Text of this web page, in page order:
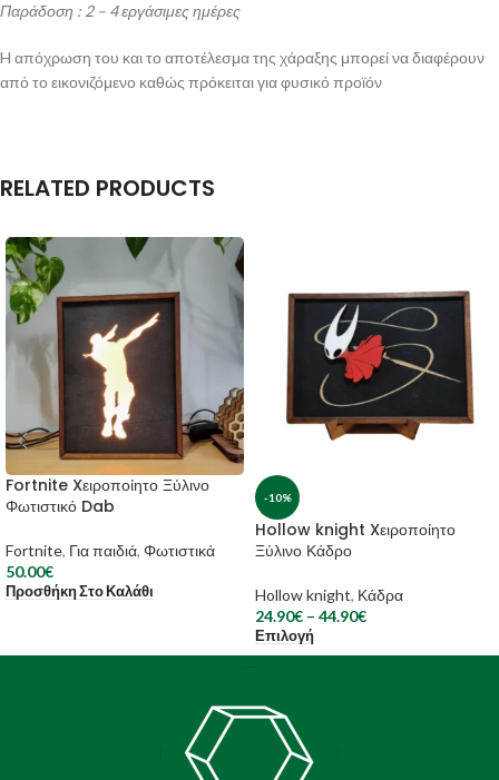
Παράδοση : 2 – 4 εργάσιμες ημέρες
H απόχρωση του και το αποτέλεσμα της χάραξης μπορεί να διαφέρουν
από το εικονιζόμενο καθώς πρόκειται για φυσικό προϊόν
RELATED PRODUCTS
Fortnite Xειροποίητο Ξύλινο
Φωτιστικό Dab
Fortnite, Για παιδιά, Φωτιστικά
50.00€
Προσθήκη Στο Καλάθι
-10%
Hollow knight Xειροποίητο
Ξύλινο Κάδρο
Hollow knight, Κάδρα
24.90€ – 44.90€
Επιλογή